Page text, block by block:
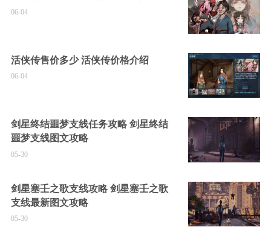
06-04
活侠传售价多少 活侠传价格介绍
06-04
剑星终结噩梦支线任务攻略 剑星终结
噩梦支线图文攻略
05-30
剑星塞壬之歌支线攻略 剑星塞壬之歌
支线最新图文攻略
05-30